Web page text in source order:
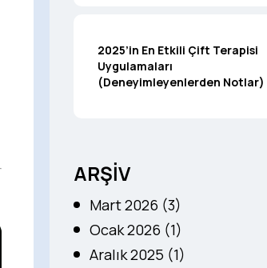
2025’in En Etkili Çift Terapisi
Uygulamaları
(Deneyimleyenlerden Notlar)
ARŞİV
Mart 2026 (3)
Ocak 2026 (1)
Aralık 2025 (1)